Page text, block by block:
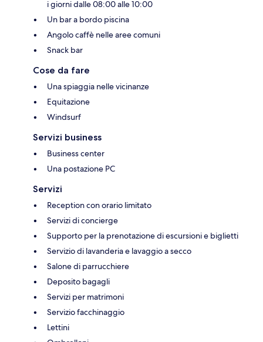
i giorni dalle 08:00 alle 10:00
Un bar a bordo piscina
Angolo caffè nelle aree comuni
Snack bar
Cose da fare
Una spiaggia nelle vicinanze
Equitazione
Windsurf
Servizi business
Business center
Una postazione PC
Servizi
Reception con orario limitato
Servizi di concierge
Supporto per la prenotazione di escursioni e biglietti
Servizio di lavanderia e lavaggio a secco
Salone di parrucchiere
Deposito bagagli
Servizi per matrimoni
Servizio facchinaggio
Lettini